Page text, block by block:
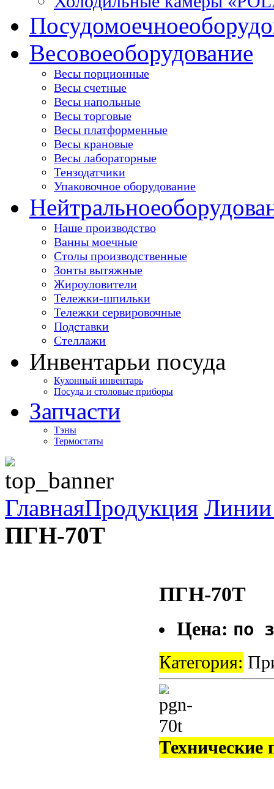
Посудомоечное
Весовоеоборудование
Весы порционные
Весы счетные
Весы напольные
Весы торговые
Весы платформенные
Весы крановые
Весы лабораторные
Тензодатчики
Упаковочное оборудование
Нейтральное
Наше производство
Ванны моечные
Столы производственные
Зонты вытяжные
Жироуловители
Тележки-шпильки
Тележки сервировочные
Подставки
Стеллажи
Инвентарьи посуда
Кухонный инвентарь
Посуда и столовые приборы
Запчасти
Тэны
Термостаты
ГлавнаяПродукция Линии
ПГН-70Т
ПГН-70Т
Цена: по
Категория:
Технические